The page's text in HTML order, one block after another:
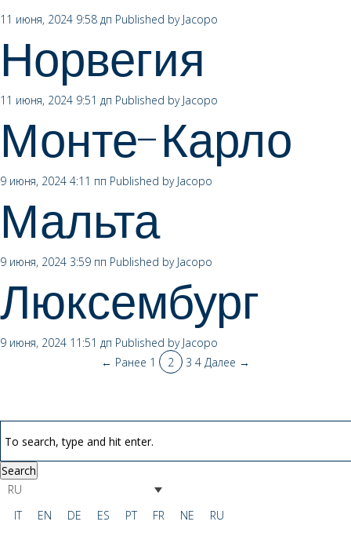
11 июня, 2024 9:58 дп Published by Jacopo
Норвегия
11 июня, 2024 9:51 дп Published by Jacopo
Монте-Карло
9 июня, 2024 4:11 пп Published by Jacopo
Мальта
9 июня, 2024 3:59 пп Published by Jacopo
Люксембург
9 июня, 2024 11:51 дп Published by Jacopo
← Ранее 1 2 3 4 Далее →
Search
RU
IT
EN DE ES PT FR NE RU